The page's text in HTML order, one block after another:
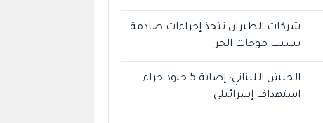
شركات الطيران تتخذ إجراءات صادمة
بسبب موجات الحر
الجيش اللبناني: إصابة 5 جنود جراء
استهداف إسرائيلي